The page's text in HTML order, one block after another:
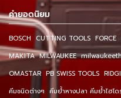
คำยอดนิยม
BOSCH CUTTING TOOLS FORCE
MAKITA MILWAUKEE
OMASTAR PB SWISS TOOLS
คีมชนิดต่างๆ คีมย้ำหางปลา คีมย้ำไฮโด